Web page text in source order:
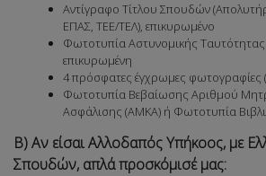
Αντίγραφο Τίτλου Σπουδών
ΕΠΑΣ, ΤΕΕ/ΤΕΛ), επικυρωμένο
Φωτοτυπία Αστυνομικής Ταυτότητας
επικυρωμένη
4 πρόσφατες έγχρωμες φωτογραφίες
Φωτοτυπία Βεβαίωσης Αριθμού
Ασφάλισης (ΑΜΚΑ) ή Φωτοτυπία
Β) Αν είσαι Αλλοδαπός Υπήκοος, με
Σπουδών, απλά προσκόμισέ μας: